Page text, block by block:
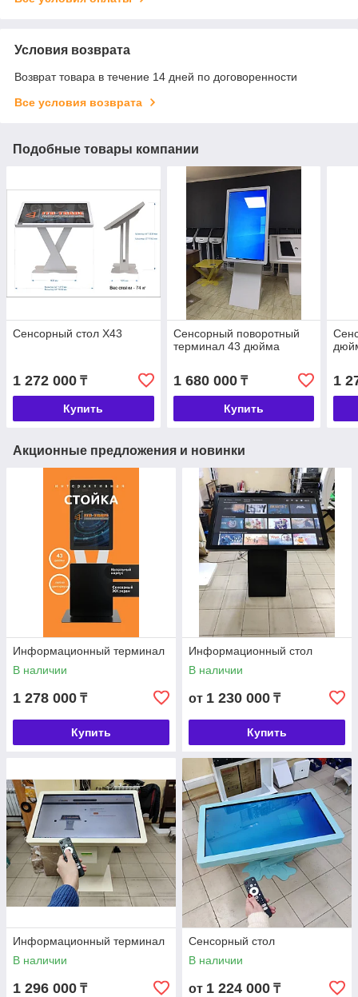
Условия возврата
Возврат товара в течение 14 дней по договоренности
Все условия возврата
Подобные товары компании
Сенсорный стол Х43
1 272 000 ₸
Купить
Сенсорный поворотный
терминал 43 дюйма
1 680 000₸
Купить
1
Акционные предложения и новинки
Информационный терминал
В наличии
1 278 000 ₸
Купить
Информационный стол
В наличии
от 1 230 000 ₸
Купить
Информационный терминал
В наличии
1 296 000 ₸
Сенсорный стол
В наличии
от 1 224 000 ₸